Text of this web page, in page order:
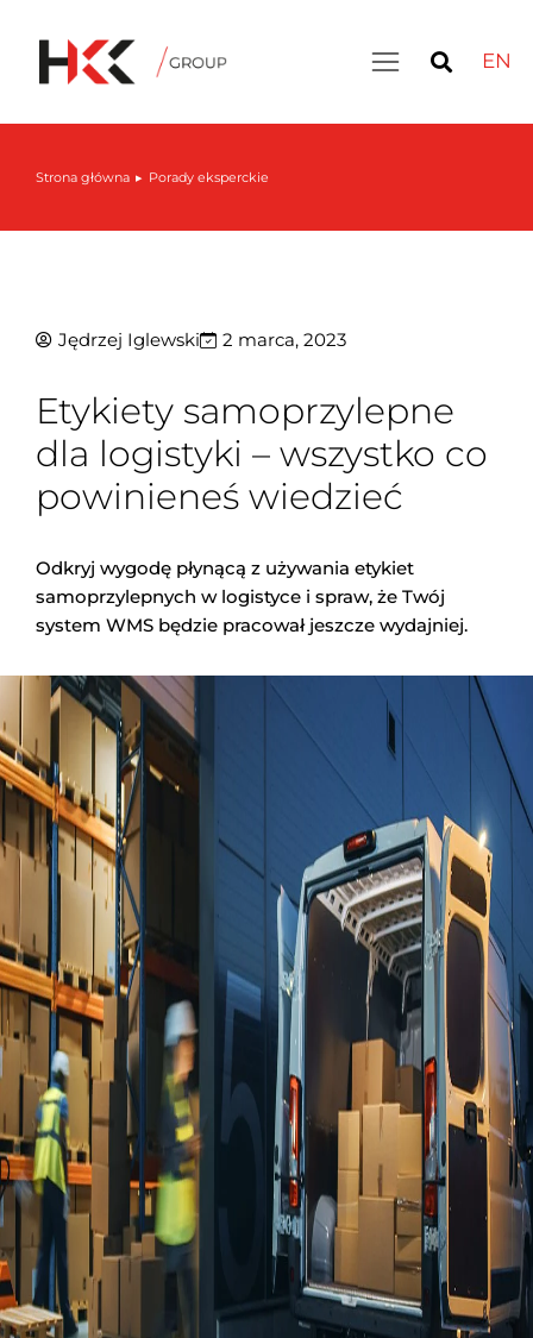
EN
Jesteś tutaj:
Strona główna Porady eksperckie
Jędrzej Iglewski 2 marca, 2023
Etykiety samoprzylepne
dla logistyki – wszystko co
powinieneś wiedzieć
Odkryj wygodę płynącą z używania etykiet
samoprzylepnych w logistyce i spraw, że Twój
system WMS będzie pracował jeszcze wydajniej.